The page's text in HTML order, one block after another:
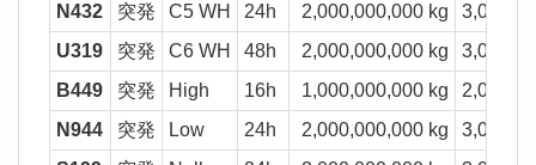
N432
突発 C5 WH 24h 2,000,000,000 kg
U319
突発 C6 WH 48h 2,000,000,000 kg
B449
突発 High 16h 1,000,000,000 kg
N944
突発 Low 24h 2,000,000,000 kg